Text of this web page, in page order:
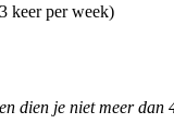
keer per week)
dien je niet meer